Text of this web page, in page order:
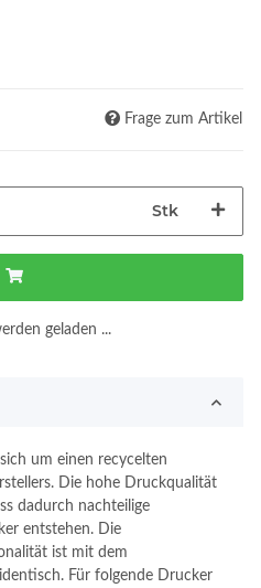
Frage zum Artikel
Stk
geladen ...
um einen recycelten
Die hohe Druckqualität
dadurch nachteilige
entstehen. Die
ist mit dem
Für folgende Drucker